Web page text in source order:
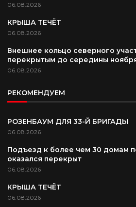
06.08.2026
КРЫША ТЕЧЁТ
06.08.2026
Внешнее кольцо северного
перекрытым до середины
06.08.2026
РЕКОМЕНДУЕМ
РОЗЕНБАУМ ДЛЯ 33-Й БРИГАДЫ
06.08.2026
Подъезд к более чем 30 домам
оказался перекрыт
06.08.2026
КРЫША ТЕЧЁТ
06.08.2026